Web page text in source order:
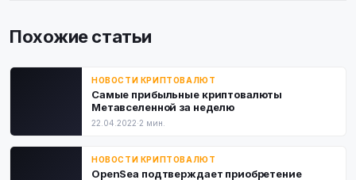
Похожие статьи
НОВОСТИ КРИПТОВАЛЮТ
Самые прибыльные криптовалюты
Метавселенной за неделю
22.04.2022·2 мин.
НОВОСТИ КРИПТОВАЛЮТ
OpenSea подтверждает приобретение